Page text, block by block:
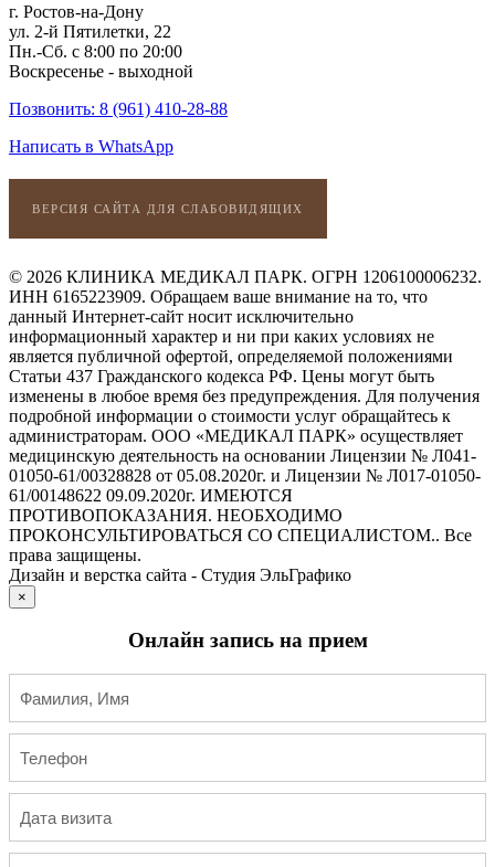
г. Ростов-на-Дону
ул. 2-й Пятилетки, 22
Пн.-Сб. с 8:00 по 20:00
Воскресенье - выходной
Позвонить: 8 (961) 410-28-88
Написать в WhatsApp
ВЕРСИЯ САЙТА ДЛЯ СЛАБОВИДЯЩИХ
© 2026 КЛИНИКА МЕДИКАЛ ПАРК. ОГРН 1206100006232.
ИНН 6165223909. Обращаем ваше внимание на то, что
данный Интернет-сайт носит исключительно
информационный характер и ни при каких условиях не
является публичной офертой, определяемой положениями
Статьи 437 Гражданского кодекса РФ. Цены могут быть
изменены в любое время без предупреждения. Для получения
подробной информации о стоимости услуг обращайтесь к
администраторам. ООО «МЕДИКАЛ ПАРК» осуществляет
медицинскую деятельность на основании Лицензии № Л041-
01050-61/00328828 от 05.08.2020г. и Лицензии № Л017-01050-
61/00148622 09.09.2020г. ИМЕЮТСЯ
ПРОТИВОПОКАЗАНИЯ. НЕОБХОДИМО
ПРОКОНСУЛЬТИРОВАТЬСЯ СО СПЕЦИАЛИСТОМ.. Все
права защищены.
Дизайн и верстка сайта - Студия ЭльГрафико
×
Онлайн запись на прием